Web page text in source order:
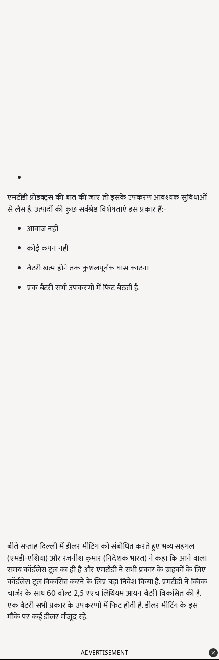
एमटीडी प्रोडक्ट्स की बात की जाए तो इसके उपकरण आवश्यक सुविधाओं
से लैस हैं. उत्पादों की कुछ सर्वश्रेष्ठ विशेषताएं इस प्रकार हैं:-
आवाज नहीं
कोई कंपन नहीं
बैटरी खत्म होने तक कुशलपूर्वक घास काटना
एक बैटरी सभी उपकरणों में फिट बैठती है.
बीते सप्ताह दिल्ली में डीलर मीटिंग को संबोधित करते हुए भव्य सहगल
(एमडी-एशिया) और रजनीश कुमार (निदेशक भारत) ने कहा कि आने वाला
समय कॉर्डलेस टूल का ही है और एमटीडी ने सभी प्रकार के ग्राहकों के लिए
कॉर्डलेस टूल विकसित करने के लिए बड़ा निवेश किया है. एमटीडी ने क्विक
चार्जर के साथ 60 वोल्ट 2,5 एएच लिथियम आयन बैटरी विकसित की है.
एक बैटरी सभी प्रकार के उपकरणों में फिट होती है. डीलर मीटिंग के इस
मौके पर कई डीलर मौजूद रहे.
ADVERTISEMENT